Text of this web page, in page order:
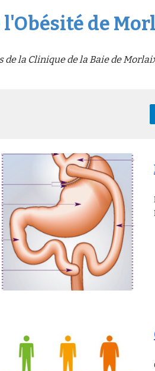
de
la Clinique de la Baie de